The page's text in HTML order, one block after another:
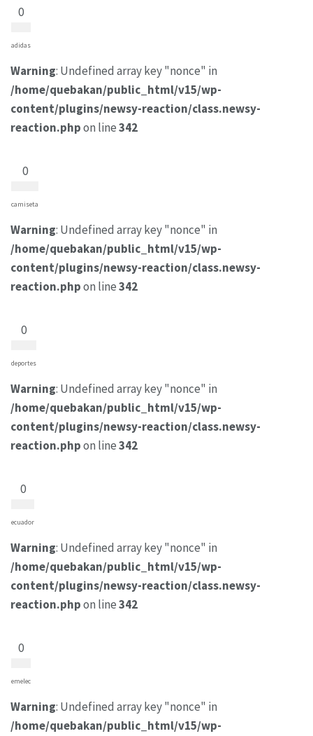
0
adidas
Warning: Undefined array key "nonce" in
/home/quebakan/public_html/v15/wp-
content/plugins/newsy-reaction/class.newsy-
reaction.phpon line342
0
camiseta
Warning: Undefined array key "nonce" in
/home/quebakan/public_html/v15/wp-
content/plugins/newsy-reaction/class.newsy-
reaction.phpon line342
0
deportes
Warning: Undefined array key "nonce" in
/home/quebakan/public_html/v15/wp-
content/plugins/newsy-reaction/class.newsy-
reaction.phpon line342
0
ecuador
Warning: Undefined array key "nonce" in
/home/quebakan/public_html/v15/wp-
content/plugins/newsy-reaction/class.newsy-
reaction.phpon line342
0
emelec
Warning: Undefined array key "nonce" in
/home/quebakan/public_html/v15/wp-